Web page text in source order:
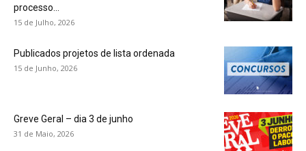
processo...
15 de Julho, 2026
Publicados projetos de lista ordenada
15 de Junho, 2026
Greve Geral – dia 3 de junho
31 de Maio, 2026